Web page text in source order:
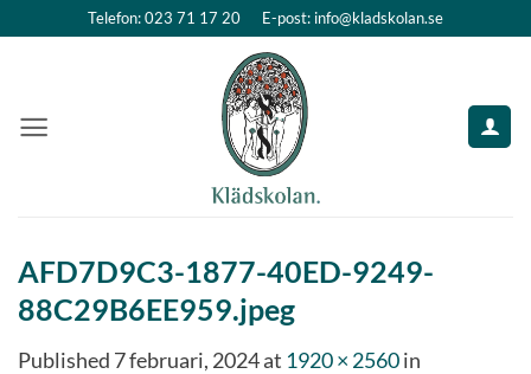
Telefon: 023 71 17 20 E-post: info@kladskolan.se
AFD7D9C3-1877-40ED-9249-
88C29B6EE959.jpeg
Published 7 februari, 2024at 1920 × 2560in